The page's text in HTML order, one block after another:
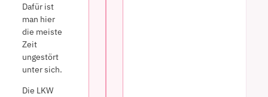
Dafür ist
man hier
die meiste
Zeit
ungestört
unter sich.
Die LKW